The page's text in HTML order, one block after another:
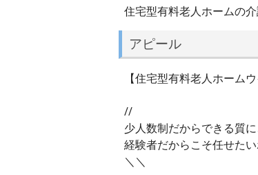
住宅型有料老人ホームの
アピール
【住宅型有料老人ホーム
//
少人数制だからできる質に
経験者だからこそ任せた
＼＼